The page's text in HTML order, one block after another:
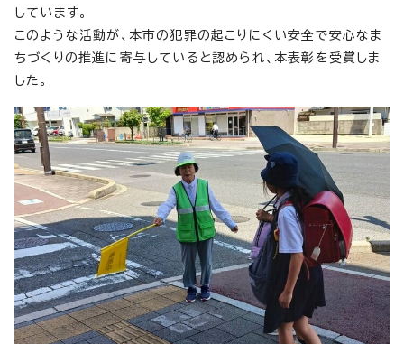
しています。
このような活動が、本市の犯罪の起こりにくい安全で安心なま
ちづくりの推進に寄与していると認められ、本表彰を受賞しま
した。